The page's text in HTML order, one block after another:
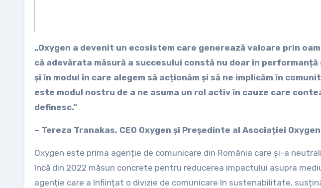
„Oxygen a devenit un ecosistem care generează valoare prin
că adevărata măsură a succesului constă nu doar în
și în modul în care alegem să acționăm și să ne implicăm în
este modul nostru de a ne asuma un rol activ în cauze care
definesc.”
– Tereza Tranakas, CEO Oxygen și Președinte al Asociației Oxygen
Oxygen este prima agenție de comunicare din România care și-a
încă din 2022 măsuri concrete pentru reducerea impactului asupra
agenție care a înființat o divizie de comunicare în sustenabilitate,